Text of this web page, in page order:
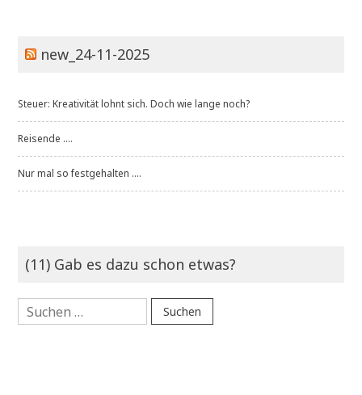
new_24-11-2025
Steuer: Kreativität lohnt sich. Doch wie lange noch?
Reisende ....
Nur mal so festgehalten ....
(11) Gab es dazu schon etwas?
Suchen
nach: